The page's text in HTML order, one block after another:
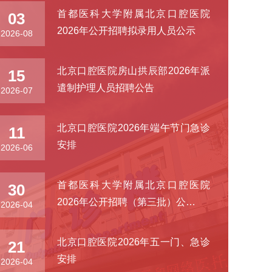
03
2026-08
首都医科大学附属北京口腔医院
2026年公开招聘拟录用人员公示
15
2026-07
北京口腔医院房山拱辰部2026年派
遣制护理人员招聘公告
11
2026-06
北京口腔医院2026年端午节门急诊
安排
30
2026-04
首都医科大学附属北京口腔医院
2026年公开招聘（第三批）公…
21
2026-04
北京口腔医院2026年五一门、急诊
安排